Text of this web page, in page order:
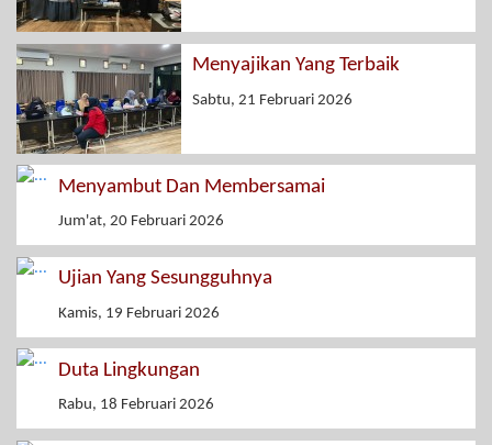
Menyajikan Yang Terbaik
Sabtu, 21 Februari 2026
Menyambut Dan Membersamai
Jum'at, 20 Februari 2026
Ujian Yang Sesungguhnya
Kamis, 19 Februari 2026
Duta Lingkungan
Rabu, 18 Februari 2026